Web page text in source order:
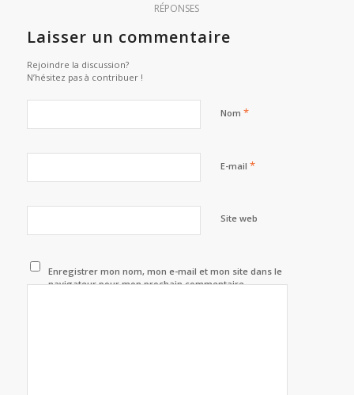
RÉPONSES
Laisser un commentaire
Rejoindre la discussion?
N’hésitez pas à contribuer !
Nom *
E-mail *
Site web
Enregistrer mon nom, mon e-mail et mon site dans le
navigateur pour mon prochain commentaire.